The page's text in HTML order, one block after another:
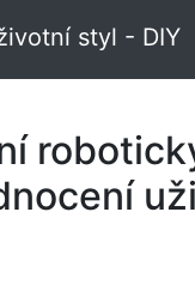
styl - DIY